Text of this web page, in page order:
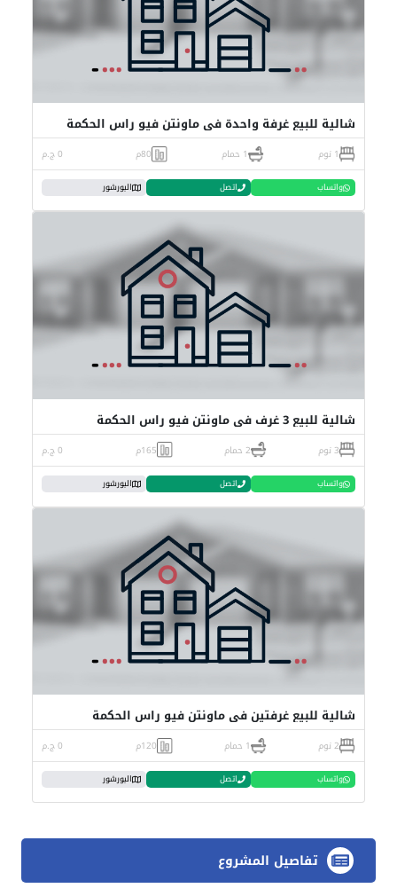
شالية للبيع غرفة واحدة في ماونتن فيو راس الحكمة
1 نوم 1 حمام 80م 0 ج.م
واتساب اتصل البورشور
شالية للبيع 3 غرف في ماونتن فيو راس الحكمة
3 نوم 2 حمام 165م 0 ج.م
واتساب اتصل البورشور
شالية للبيع غرفتين في ماونتن فيو راس الحكمة
2 نوم 1 حمام 120م 0 ج.م
واتساب اتصل البورشور
تفاصيل المشروع